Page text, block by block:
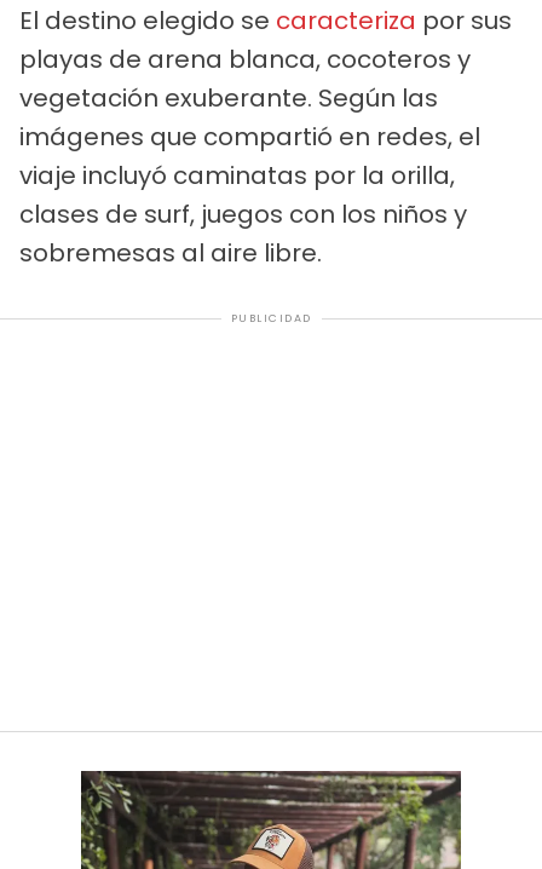
El destino elegido se caracteriza por sus
playas de arena blanca, cocoteros y
vegetación exuberante. Según las
imágenes que compartió en redes, el
viaje incluyó caminatas por la orilla,
clases de surf, juegos con los niños y
sobremesas al aire libre.
PUBLICIDAD